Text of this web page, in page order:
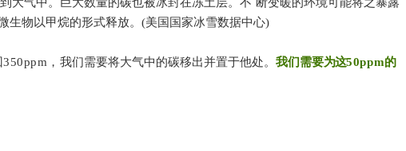
物以甲烷的形式释放。 (美国国家冰雪数据中心)
350ppm， 我们需要将大气中的碳移出并置于他处。我们需要为这50ppm的